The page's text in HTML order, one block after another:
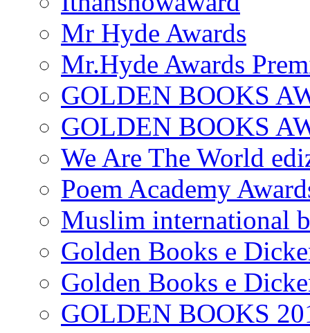
Mr Hyde Awards
Mr.Hyde Awards
GOLDEN BOOKS
GOLDEN BOOKS
We Are The World
Poem Academy
Muslim international
Golden Books e
Golden Books e
GOLDEN BOOKS